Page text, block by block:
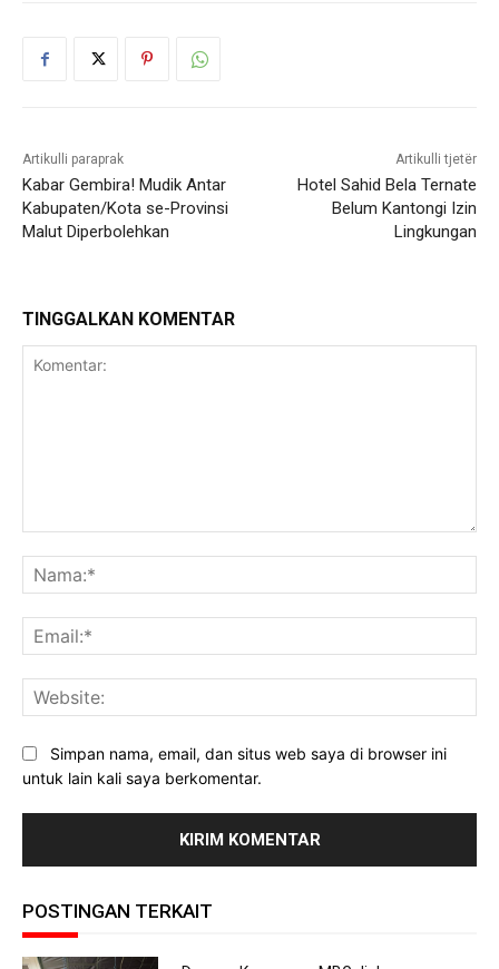
Artikulli paraprak
Kabar Gembira! Mudik Antar
Kabupaten/Kota se-Provinsi
Malut Diperbolehkan
Artikulli tjetër
Hotel Sahid Bela Ternate
Belum Kantongi Izin
Lingkungan
TINGGALKAN KOMENTAR
Simpan nama, email, dan situs web saya di browser ini
untuk lain kali saya berkomentar.
POSTINGAN TERKAIT